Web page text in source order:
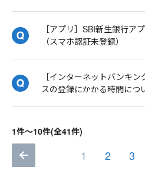
［アプリ］SBI新生銀行ア
（スマホ認証未登録）
［インターネットバンキ
スの登録にかかる時間につ
1件～10件(全41件)
1 2 3